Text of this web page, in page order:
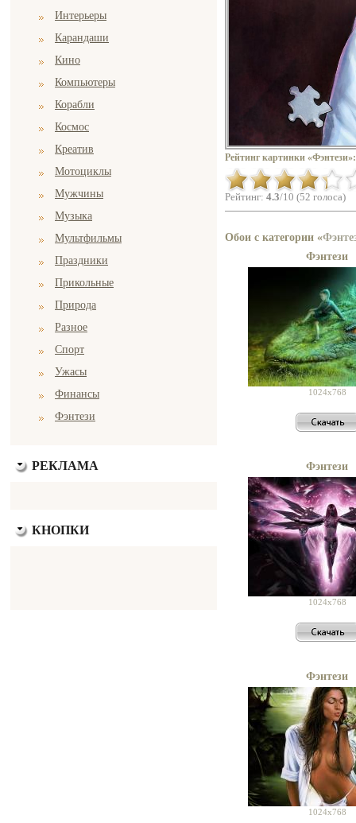
Интерьеры
Карандаши
Кино
Компьютеры
Корабли
Космос
Креатив
Мотоциклы
Мужчины
Музыка
Мультфильмы
Праздники
Прикольные
Природа
Разное
Спорт
Ужасы
Финансы
Фэнтези
РЕКЛАМА
КНОПКИ
Рейтинг картинки «Фэнтези»:
Рейтинг: 4.3/10 (52 голоса)
Обои с категории «
Фэнтези
1024x768
Фэнтези
1024x768
Фэнтези
1024x768